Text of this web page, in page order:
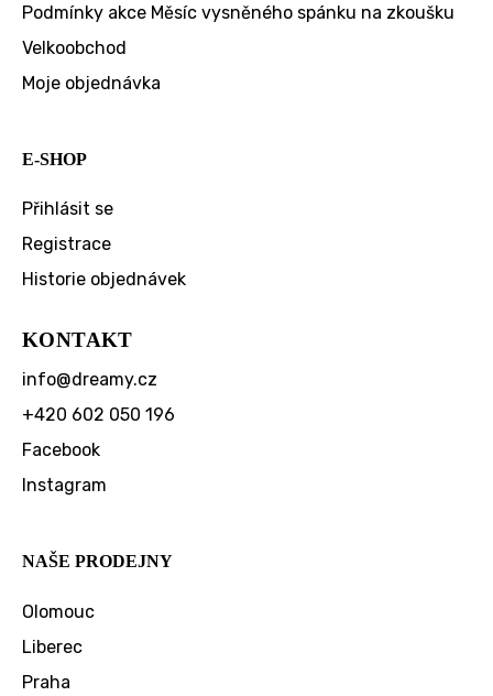
Podmínky akce Měsíc vysněného spánku na zkoušku
Velkoobchod
Moje objednávka
E-SHOP
Přihlásit se
Registrace
Historie objednávek
KONTAKT
info@dreamy.cz
+420 602 050 196
Facebook
Instagram
NAŠE PRODEJNY
Olomouc
Liberec
Praha